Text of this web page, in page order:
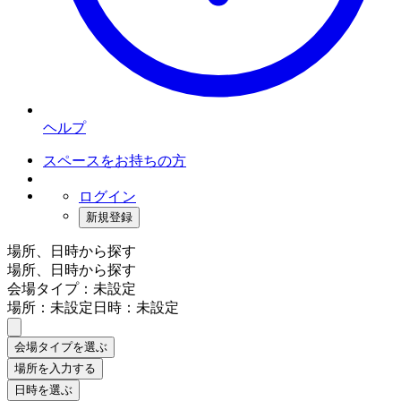
ヘルプ
スペースをお持ちの方
ログイン
新規登録
場所、日時から探す
場所、日時から探す
会場タイプ：未設定
場所：未設定日時：未設定
会場タイプを選ぶ
場所を入力する
日時を選ぶ